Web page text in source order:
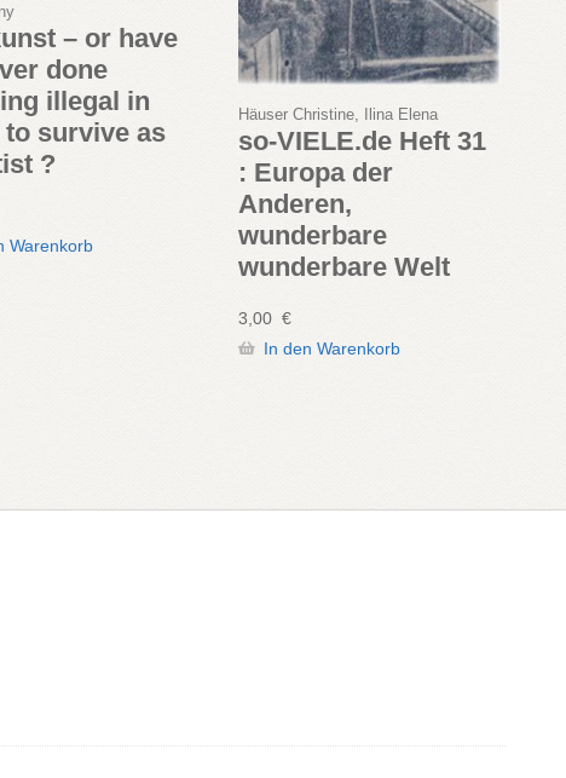
– or have
done
illegal in
survive as
?
Warenkorb
Häuser Christine, Ilina Elena
so-VIELE.de Heft 31
: Europa der
Anderen,
wunderbare
wunderbare Welt
3,00 €
In den Warenkorb